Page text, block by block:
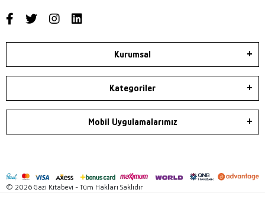
Kurumsal
Kategoriler
Mobil Uygulamalarımız
© 2026 Gazi Kitabevi - Tüm Hakları Saklıdır